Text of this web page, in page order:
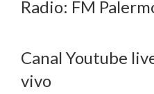
Radio: FM
Canal Youtube
vivo